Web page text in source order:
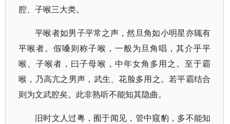
腔、子喉三大类。
平喉者如男子平常之声，然旦角如小明星亦辄有
平喉者。假嗓则称子喉，一般为旦角唱，其介乎平
喉、子喉者，曰子母喉，中年女角多用之。至于霸
喉，乃高亢之男声，武生、花脸多用之。若平霸结合
则为文武腔矣。此非熟听不能知其隐曲。
旧时文人过粤，囿于闻见，管中窥豹，多不能知